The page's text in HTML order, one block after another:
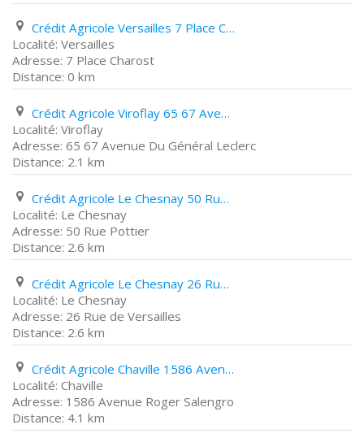
Crédit Agricole Versailles 7 Place Charost
Versailles
7 Place Charost
0 km
Crédit Agricole Viroflay 65 67 Avenue Du Général Leclerc
Viroflay
65 67 Avenue Du Général Leclerc
2.1 km
Crédit Agricole Le Chesnay 50 Rue Pottier
Le Chesnay
50 Rue Pottier
2.6 km
Crédit Agricole Le Chesnay 26 Rue de Versailles
Le Chesnay
26 Rue de Versailles
2.6 km
Crédit Agricole Chaville 1586 Avenue Roger Salengro
Chaville
1586 Avenue Roger Salengro
4.1 km